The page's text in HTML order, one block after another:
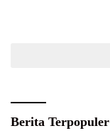
Berita Terpopuler